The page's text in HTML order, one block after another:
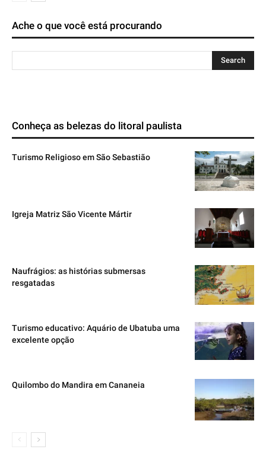
Ache o que você está procurando
Conheça as belezas do litoral paulista
Turismo Religioso em São Sebastião
Igreja Matriz São Vicente Mártir
Naufrágios: as histórias submersas
resgatadas
Turismo educativo: Aquário de Ubatuba uma
excelente opção
Quilombo do Mandira em Cananeia